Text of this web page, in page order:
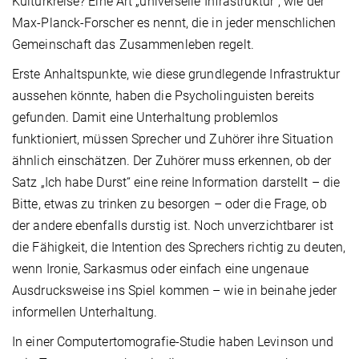
Max-Planck-Forscher es nennt, die in jeder menschlichen
Gemeinschaft das Zusammenleben regelt.
Erste Anhaltspunkte, wie diese grundlegende Infrastruktur
aussehen könnte, haben die Psycholinguisten bereits
gefunden. Damit eine Unterhaltung problemlos
funktioniert, müssen Sprecher und Zuhörer ihre Situation
ähnlich einschätzen. Der Zuhörer muss erkennen, ob der
Satz „Ich habe Durst“ eine reine Information darstellt – die
Bitte, etwas zu trinken zu besorgen – oder die Frage, ob
der andere ebenfalls durstig ist. Noch unverzichtbarer ist
die Fähigkeit, die Intention des Sprechers richtig zu deuten,
wenn Ironie, Sarkasmus oder einfach eine ungenaue
Ausdrucksweise ins Spiel kommen – wie in beinahe jeder
informellen Unterhaltung.
In einer Computertomografie-Studie haben Levinson und